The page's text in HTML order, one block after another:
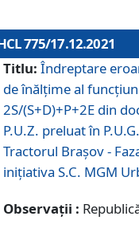
775/17.12.2021
Titlu: Îndreptare
de înălţime al
2S/(S+D)+P+2E din
P.U.Z. preluat în
Tractorul Braşov -
iniţiativa S.C. MGM
Observații :